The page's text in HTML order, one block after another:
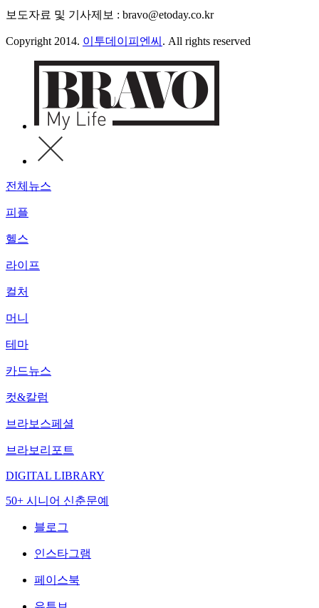
보도자료 및 기사제보 : bravo@etoday.co.kr
Copyright 2014. 이투데이피엔씨 . All rights reserved
전체뉴스
피플
헬스
라이프
컬처
머니
테마
카드뉴스
컷&칼럼
브라보스페셜
브라보리포트
DIGITAL LIBRARY
50+ 시니어 신춘문예
블로그
인스타그램
페이스북